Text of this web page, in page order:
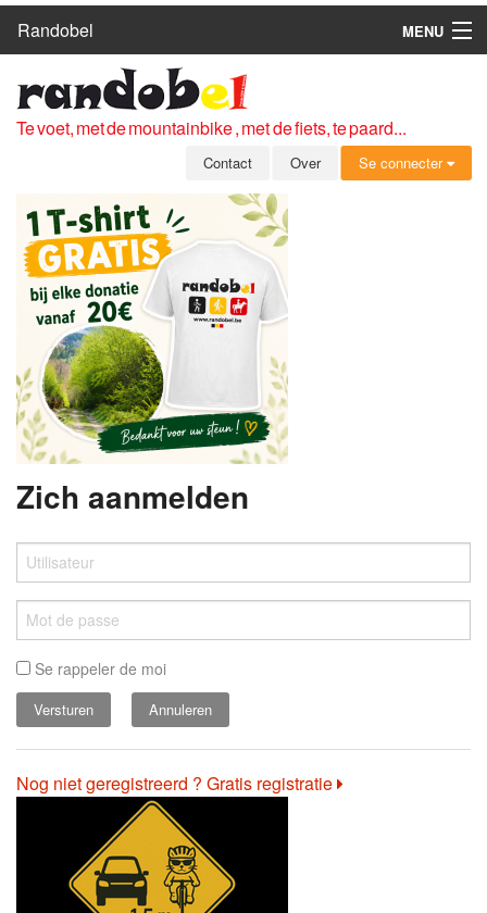
Randobel
MENU
ROUTES
CLUBS
OVER
LEDEN
ZICH AANMELDEN
GRATIS REGISTRATIE
WACHTWOORD VERGETEN
Te voet, met de mountainbike , met de fiets, te paard...
Contact Over Se connecter
Zich aanmelden
Se rappeler de moi
Annuleren
Nog niet geregistreerd ? Gratis registratie